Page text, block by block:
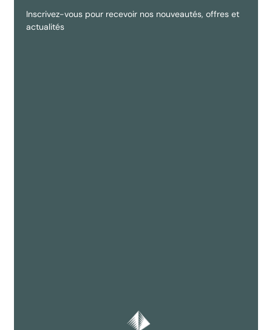
Inscrivez-vous pour recevoir nos nouveautés, offres et
actualités